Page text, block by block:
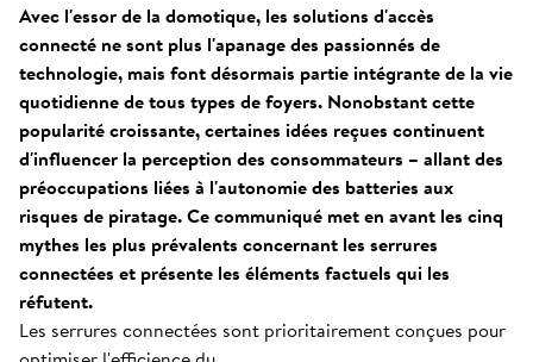
Avec l'essor de la domotique, les solutions d'accès
connecté ne sont plus l'apanage des passionnés de
technologie, mais font désormais partie intégrante de la vie
quotidienne de tous types de foyers. Nonobstant cette
popularité croissante, certaines idées reçues continuent
d'influencer la perception des consommateurs – allant des
préoccupations liées à l'autonomie des batteries aux
risques de piratage. Ce communiqué met en avant les cinq
mythes les plus prévalents concernant les serrures
connectées et présente les éléments factuels qui les
réfutent.
Les serrures connectées sont prioritairement conçues pour